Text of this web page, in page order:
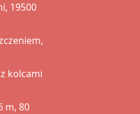
19500
kolcami
m, 80